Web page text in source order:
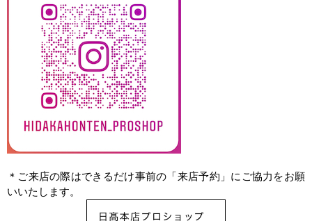
＊ご来店の際はできるだけ事前の「来店予約」にご協力をお願
いいたします。